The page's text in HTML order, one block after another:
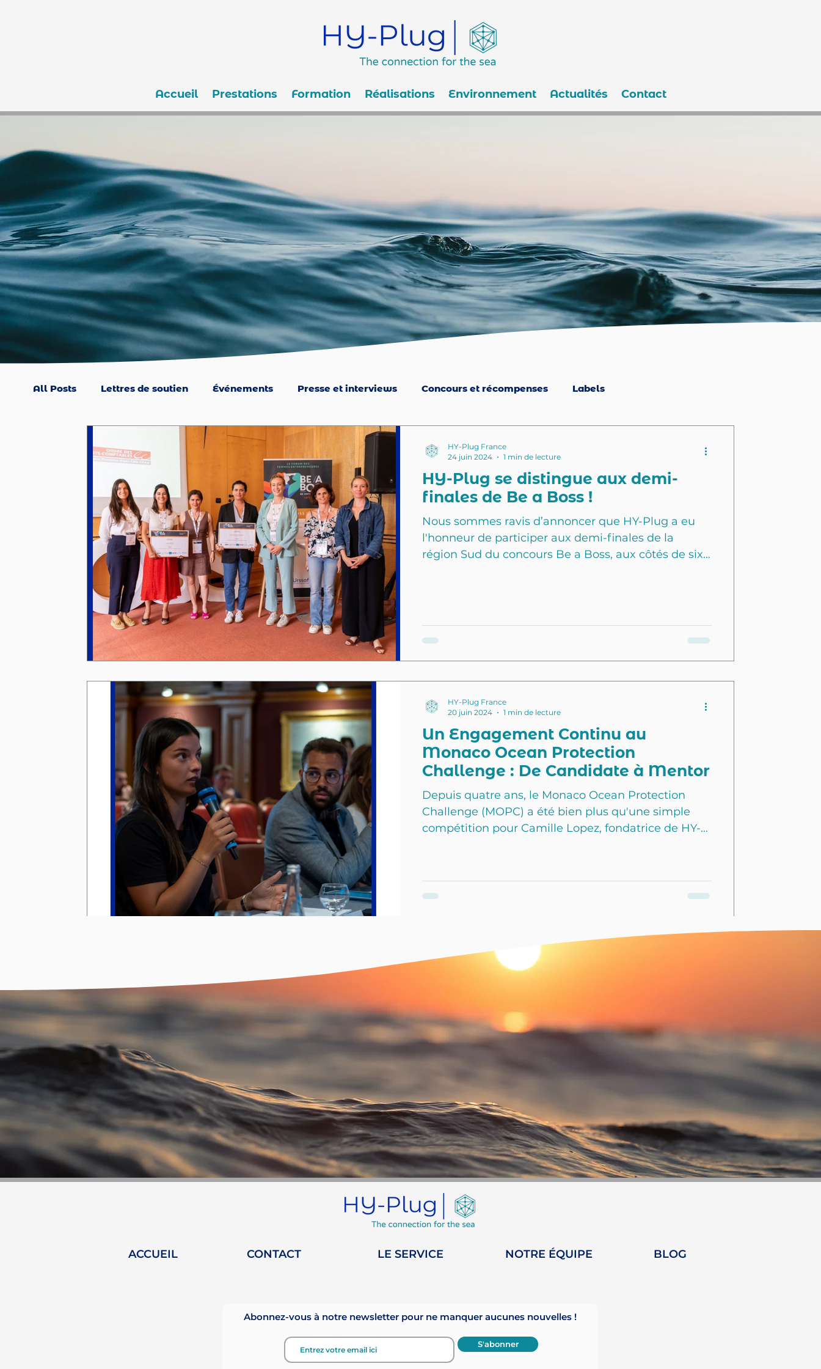
Accueil Prestations Formation Réalisations Environnement Actualités Contact
All Posts Lettres de soutien Événements Presse et interviews Concours et récompenses Labels
HY-Plug se distingue aux demi-
finales de Be a Boss !
Nous sommes ravis d’annoncer que HY-Plug a eu
l'honneur de participer aux demi-finales de la
région Sud du concours Be a Boss, aux côtés de six
de sortir de notre zone de confort et de partager
HY-Plug France
24 juin 2024
1 min de lecture
Un Engagement Continu au
Monaco Ocean Protection
Challenge : De Candidate à Mentor
Depuis quatre ans, le Monaco Ocean Protection
Challenge (MOPC) a été bien plus qu'une simple
compétition pour Camille Lopez, fondatrice de HY-
océans, un engagement qui a évolué avec le temps.
En 2021, Camille Lopez a participé au MOPC en tant
reconnaissance a non seulement validé sa vision
innovante po
HY-Plug France
20 juin 2024
1 min de lecture
ACCUEIL CONTACT LE SERVICE NOTRE ÉQUIPE BLOG
Abonnez-vous à notre newsletter pour ne manquer aucunes nouvelles !
S'abonner